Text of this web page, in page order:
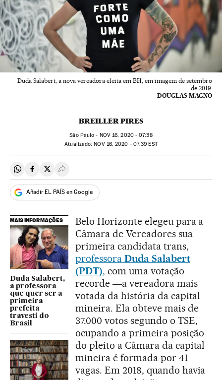
Duda Salabert, a nova vereadora eleita em BH, em imagem de setembro
de 2019.
DOUGLAS MAGNO
BREILLER PIRES
São Paulo - NOV16, 2020 - 07:38
atualizado: NOV16, 2020 - 07:39 EST
Compartir en Whatsapp
Compartir en Facebook
Compartir en Twitter
Desplegar Redes Sociales
Añadir EL PAÍS en Google
MAIS INFORMAÇÕES
Duda Salabert,
a professora
que quer ser a
primeira
prefeita
travesti do
Brasil
Belo Horizonte elegeu para a
Câmara de Vereadores sua
primeira candidata trans,
professoraDuda Salabert
(PDT), com uma votação
recorde ―a vereadora mais
votada da história da capital
mineira. Ela obteve mais de
37.000 votos segundo o TSE,
ocupando a primeira posição
do pleito a Câmara da capital
mineira é formada por 41
vagas. Em 2018, quando havia